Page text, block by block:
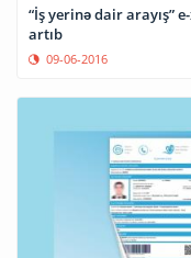
“İş yerinə dair arayış”
artıb
09-06-2016